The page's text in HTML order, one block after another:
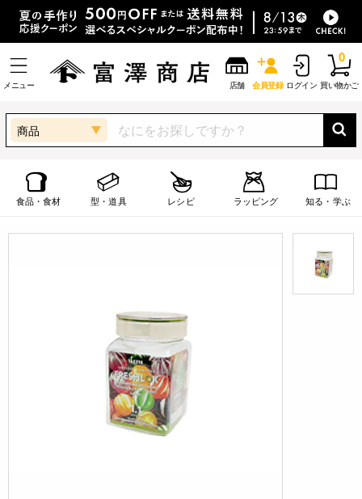
メニュー 店舗 会員登録 ログイン 買い物かご
0
商品
食品・食材 型・道具 レシピ ラッピング 知る・学ぶ